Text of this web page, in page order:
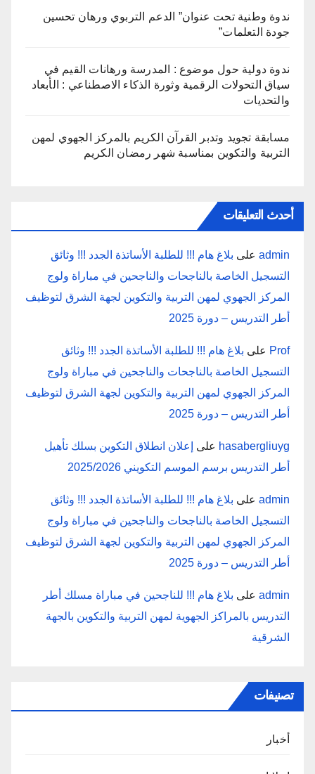
ندوة وطنية تحت عنوان” الدعم التربوي ورهان تحسين
جودة التعلمات”
ندوة دولية حول موضوع : المدرسة ورهانات القيم في
سياق التحولات الرقمية وثورة الذكاء الاصطناعي : الأبعاد
والتحديات
مسابقة تجويد وتدبر القرآن الكريم بالمركز الجهوي لمهن
التربية والتكوين بمناسبة شهر رمضان الكريم
أحدث التعليقات
admin على بلاغ هام !!! للطلبة الأساتذة الجدد !!! وثائق
التسجيل الخاصة بالناجحات والناجحين في مباراة ولوج
المركز الجهوي لمهن التربية والتكوين لجهة الشرق لتوظيف
أطر التدريس – دورة 2025
Prof على بلاغ هام !!! للطلبة الأساتذة الجدد !!! وثائق
التسجيل الخاصة بالناجحات والناجحين في مباراة ولوج
المركز الجهوي لمهن التربية والتكوين لجهة الشرق لتوظيف
أطر التدريس – دورة 2025
hasabergliuyg على
إعلان انطلاق التكوين بسلك تأهيل
أطر التدريس برسم الموسم التكويني 2025/2026
admin على بلاغ هام !!! للطلبة الأساتذة الجدد !!! وثائق
التسجيل الخاصة بالناجحات والناجحين في مباراة ولوج
المركز الجهوي لمهن التربية والتكوين لجهة الشرق لتوظيف
أطر التدريس – دورة 2025
admin على بلاغ هام !!! للناجحين في مباراة مسلك أطر
التدريس بالمراكز الجهوية لمهن التربية والتكوين بالجهة
الشرقية
تصنيفات
أخبار